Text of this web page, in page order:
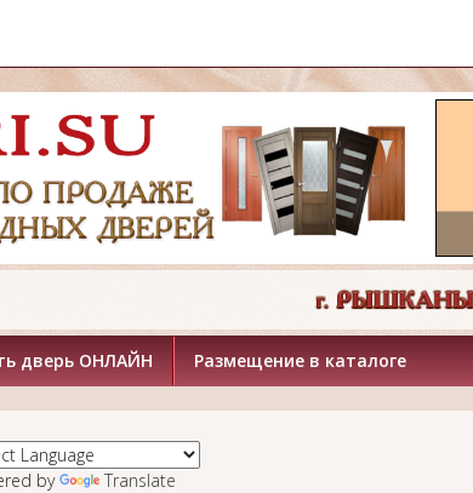
дверь ОНЛАЙН Размещение в каталоге
by Translate